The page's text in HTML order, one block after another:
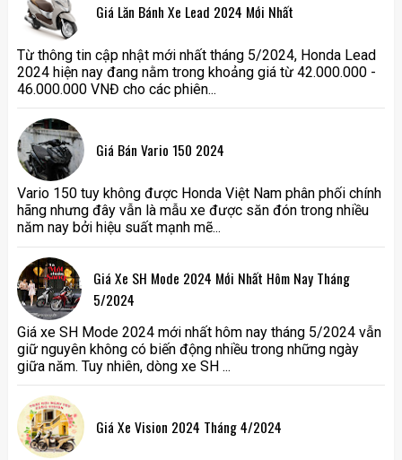
Giá Lăn Bánh Xe Lead 2024 Mới Nhất
Từ thông tin cập nhật mới nhất tháng 5/2024, Honda Lead
2024 hiện nay đang nằm trong khoảng giá từ 42.000.000 -
46.000.000 VNĐ cho các phiên...
Giá Bán Vario 150 2024
Vario 150 tuy không được Honda Việt Nam phân phối chính
hãng nhưng đây vẫn là mẫu xe được săn đón trong nhiều
năm nay bởi hiệu suất mạnh mẽ...
Giá Xe SH Mode 2024 Mới Nhất Hôm Nay Tháng
5/2024
Giá xe SH Mode 2024 mới nhất hôm nay tháng 5/2024 vẫn
giữ nguyên không có biến động nhiều trong những ngày
giữa năm. Tuy nhiên, dòng xe SH ...
Giá Xe Vision 2024 Tháng 4/2024